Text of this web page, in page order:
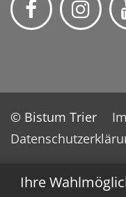
Ihre
© Bistum Trier